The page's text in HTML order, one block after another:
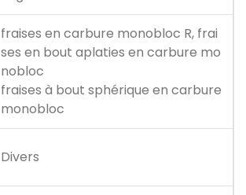
fraises en carbure monobloc R, frai
ses en bout aplaties en carbure mo
nobloc
fraises à bout sphérique en carbure
monobloc
Divers